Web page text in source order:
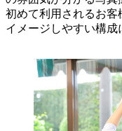
初めて利用されるお
イメージしやすい構成